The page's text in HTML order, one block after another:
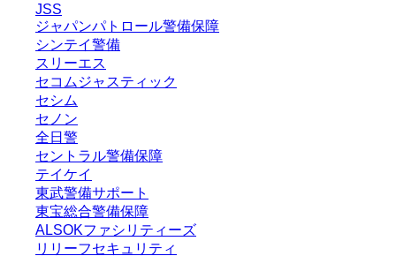
JSS
ジャパンパトロール警備保障
シンテイ警備
スリーエス
セコムジャスティック
セシム
セノン
全日警
セントラル警備保障
テイケイ
東武警備サポート
東宝総合警備保障
ALSOKファシリティーズ
リリーフセキュリティ